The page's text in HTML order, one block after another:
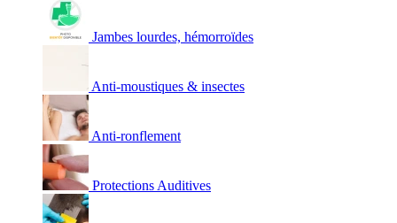
Jambes lourdes, hémorroïdes
Anti-moustiques & insectes
Anti-ronflement
Protections Auditives